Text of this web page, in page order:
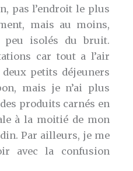
pas l’endroit le plus
mais au moins,
isolés du bruit.
car tout a l’air
petits déjeuners
mais je n’ai plus
produits carnés en
à la moitié de mon
Par ailleurs, je me
avec la confusion